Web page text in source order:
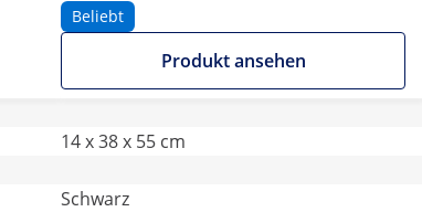
Beliebt
Produkt ansehen
14 x 38 x 55 cm
Schwarz